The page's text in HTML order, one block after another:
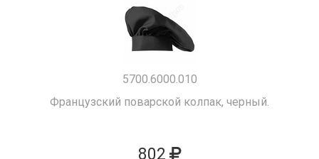
5700.6000.010
Французский поварской колпак, черный.
802